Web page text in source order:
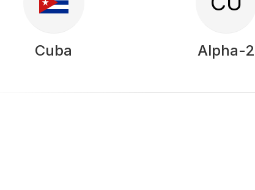
Cuba Alpha-2